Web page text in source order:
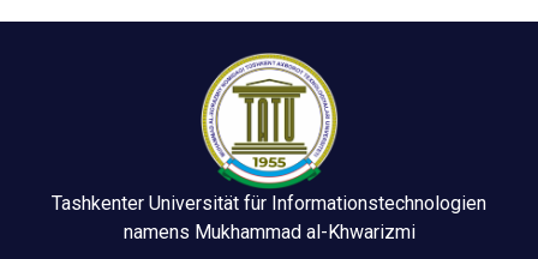
Tashkenter Universität für Informationstechnologien
namens Mukhammad al-Khwarizmi